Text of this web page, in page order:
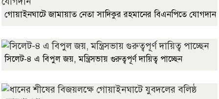
গোয়াইনঘাটে জামায়াত নেতা সাদিকুর রহমানের বিএনপিতে যোগদান
সিলেট-৪ এ বিপুল জয়, মন্ত্রিসভায় গুরুত্বপূর্ণ দায়িত্ব পাচ্ছেন